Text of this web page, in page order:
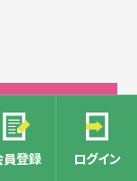
員登録 ログイン